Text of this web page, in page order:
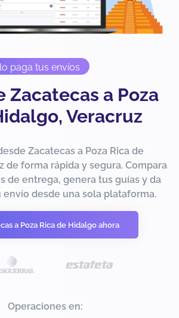
paga tus envíos
Zacatecas a Poza
Veracruz
Zacatecas a Poza Rica de
de forma rápida y segura. Compara
de entrega, genera tus guías y da
desde una sola plataforma.
a Poza Rica de Hidalgo ahora
Operaciones en: